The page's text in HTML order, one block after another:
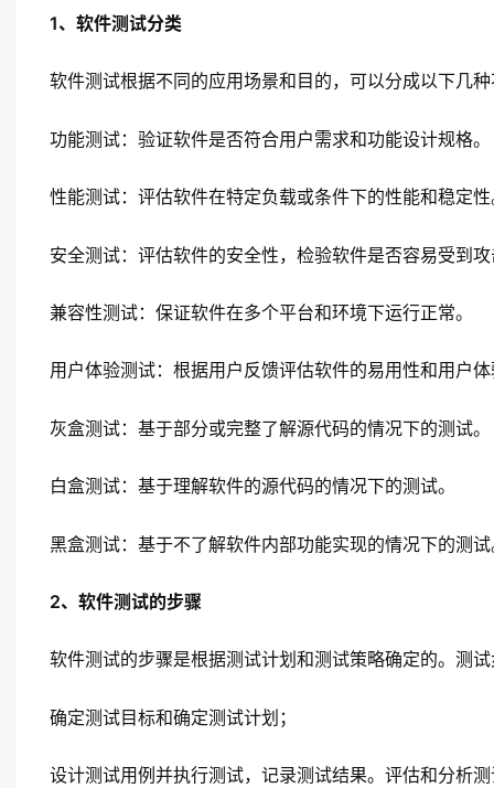
1、软件测试分类
软件测试根据不同的应用场景和目的，可以分成以下几
功能测试：验证软件是否符合用户需求和功能设计规格。
性能测试：评估软件在特定负载或条件下的性能和稳定
安全测试：评估软件的安全性，检验软件是否容易受到
兼容性测试：保证软件在多个平台和环境下运行正常。
用户体验测试：根据用户反馈评估软件的易用性和用户
灰盒测试：基于部分或完整了解源代码的情况下的测试。
白盒测试：基于理解软件的源代码的情况下的测试。
黑盒测试：基于不了解软件内部功能实现的情况下的测
2、软件测试的步骤
软件测试的步骤是根据测试计划和测试策略确定的。测
确定测试目标和确定测试计划；
设计测试用例并执行测试，记录测试结果。评估和分析